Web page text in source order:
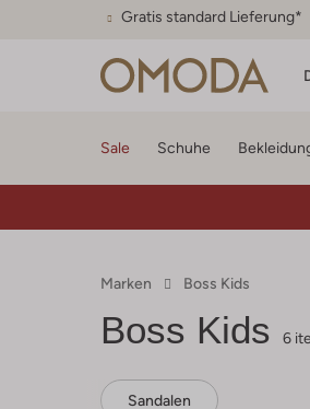
Gratis standard Lieferung*
Sale Schuhe
Marken Boss Kids
Boss Kids 6
Sandalen